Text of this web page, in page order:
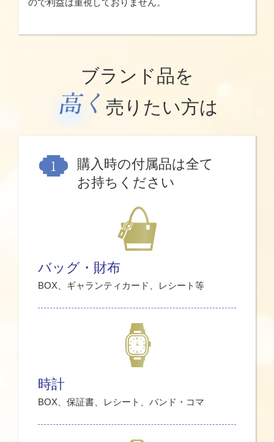
ので利益は重視しておりません。
ブランド品を
売りたい方は
購入時の付属品は全て
お持ちください
バッグ・財布
BOX、ギャランティカード、レシート等
時計
BOX、保証書、レシート、バンド・コマ